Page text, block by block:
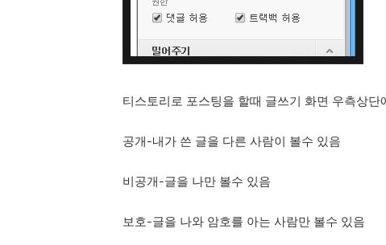
티스토리로 포스팅을 할때 글쓰기 화면 우측상
공개-내가 쓴 글을 다른 사람이 볼수 있음
비공개-글을 나만 볼수 있음
보호-글을 나와 암호를 아는 사람만 볼수 있음